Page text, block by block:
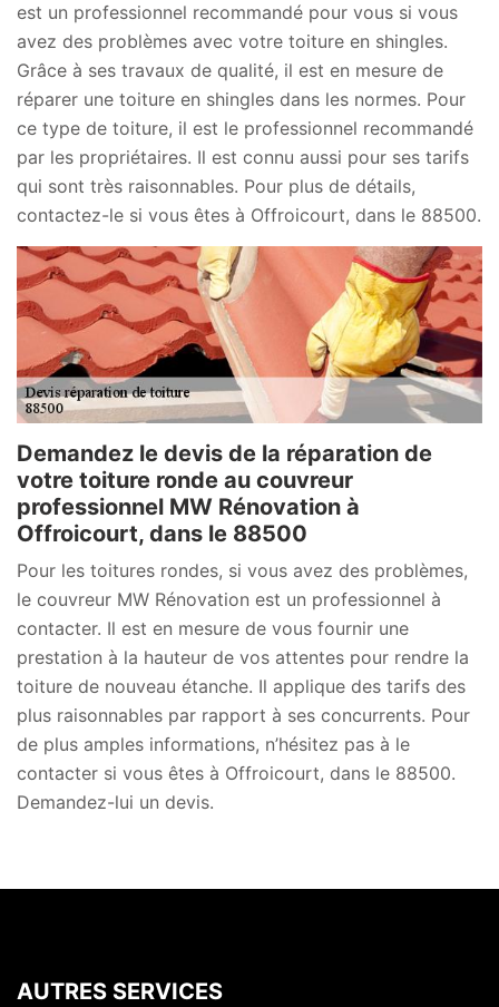
est un professionnel recommandé pour vous si vous
avez des problèmes avec votre toiture en shingles.
Grâce à ses travaux de qualité, il est en mesure de
réparer une toiture en shingles dans les normes. Pour
ce type de toiture, il est le professionnel recommandé
par les propriétaires. Il est connu aussi pour ses tarifs
qui sont très raisonnables. Pour plus de détails,
contactez-le si vous êtes à Offroicourt, dans le 88500.
Demandez le devis de la réparation de
votre toiture ronde au couvreur
professionnel MW Rénovation à
Offroicourt, dans le 88500
Pour les toitures rondes, si vous avez des problèmes,
le couvreur MW Rénovation est un professionnel à
contacter. Il est en mesure de vous fournir une
prestation à la hauteur de vos attentes pour rendre la
toiture de nouveau étanche. Il applique des tarifs des
plus raisonnables par rapport à ses concurrents. Pour
de plus amples informations, n’hésitez pas à le
contacter si vous êtes à Offroicourt, dans le 88500.
Demandez-lui un devis.
AUTRES SERVICES